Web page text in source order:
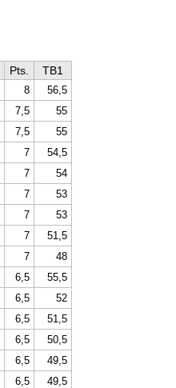
Pts. TB1
8
56,5
7,5
55
7,5
55
7
54,5
7
54
7
53
7
53
7
51,5
7
48
6,5
55,5
6,5
52
6,5
51,5
6,5
50,5
6,5
49,5
6,5
49,5